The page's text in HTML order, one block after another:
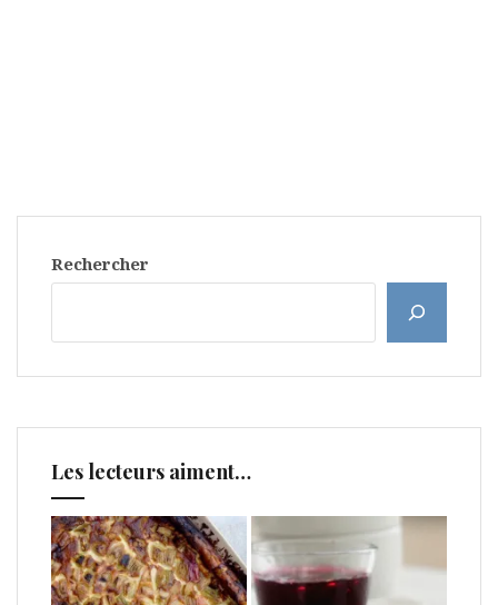
Rechercher
Les lecteurs aiment…